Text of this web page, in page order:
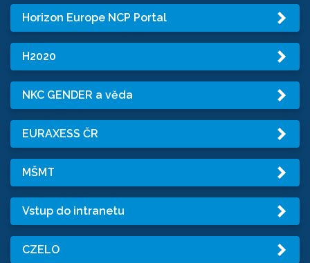
Horizon Europe NCP Portal
H2020
NKC GENDER a věda
EURAXESS ČR
MŠMT
Vstup do intranetu
CZELO